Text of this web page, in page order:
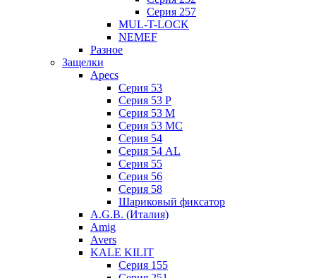
Серия 257
MUL-T-LOCK
NEMEF
Разное
Защелки
Apecs
Серия 53
Серия 53 P
Серия 53 М
Серия 53 МC
Серия 54
Серия 54 AL
Серия 55
Серия 56
Серия 58
Шариковый фиксатор
A.G.B. (Италия)
Amig
Avers
KALE KILIT
Серия 155